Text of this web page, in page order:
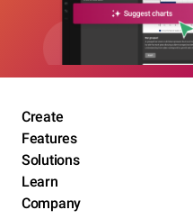
Create
Features
Solutions
Learn
Company